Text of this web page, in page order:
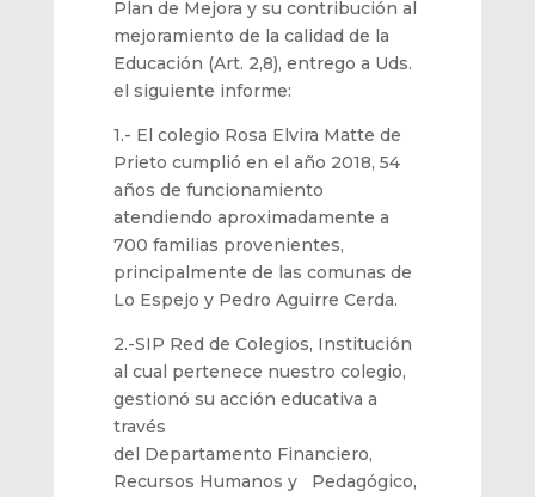
Plan de Mejora y su contribución al
mejoramiento de la calidad de la
Educación (Art. 2,8), entrego a Uds.
el siguiente informe:
1.- El colegio Rosa Elvira Matte de
Prieto cumplió en el año 2018, 54
años de funcionamiento
atendiendo aproximadamente a
700 familias provenientes,
principalmente de las comunas de
Lo Espejo y Pedro Aguirre Cerda.
2.-SIP Red de Colegios, Institución
al cual pertenece nuestro colegio,
gestionó su acción educativa a
través
del Departamento Financiero,
Recursos Humanos y Pedagógico,